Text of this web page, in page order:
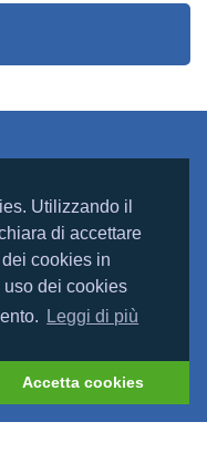
Utilizzando il
di accettare
cookies in
dei cookies
Leggi di più
Accetta cookies